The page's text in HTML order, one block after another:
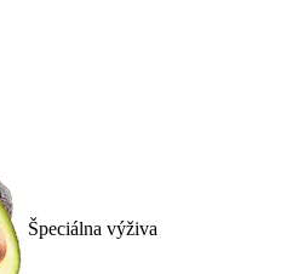
Špeciálna výživa